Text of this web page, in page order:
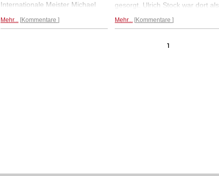
Internationale Meister Michael
an Spieler ab einer Spielstärke
Mehr... Kommentare
gesorgt. Ulrich Stock war dort als
Anlässlich des 2. Geburtstages
berichtet er morgen im Rahmen
Mehr... Kommentare
1